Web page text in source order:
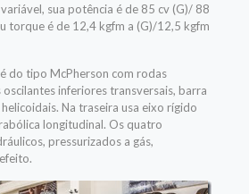
sua potência é de 85 cv (G)/ 88
torque é de 12,4 kgfm a (G)/12,5 kgfm
do tipo McPherson com rodas
inferiores transversais, barra
Na traseira usa eixo rígido
longitudinal. Os quatro
pressurizados a gás,